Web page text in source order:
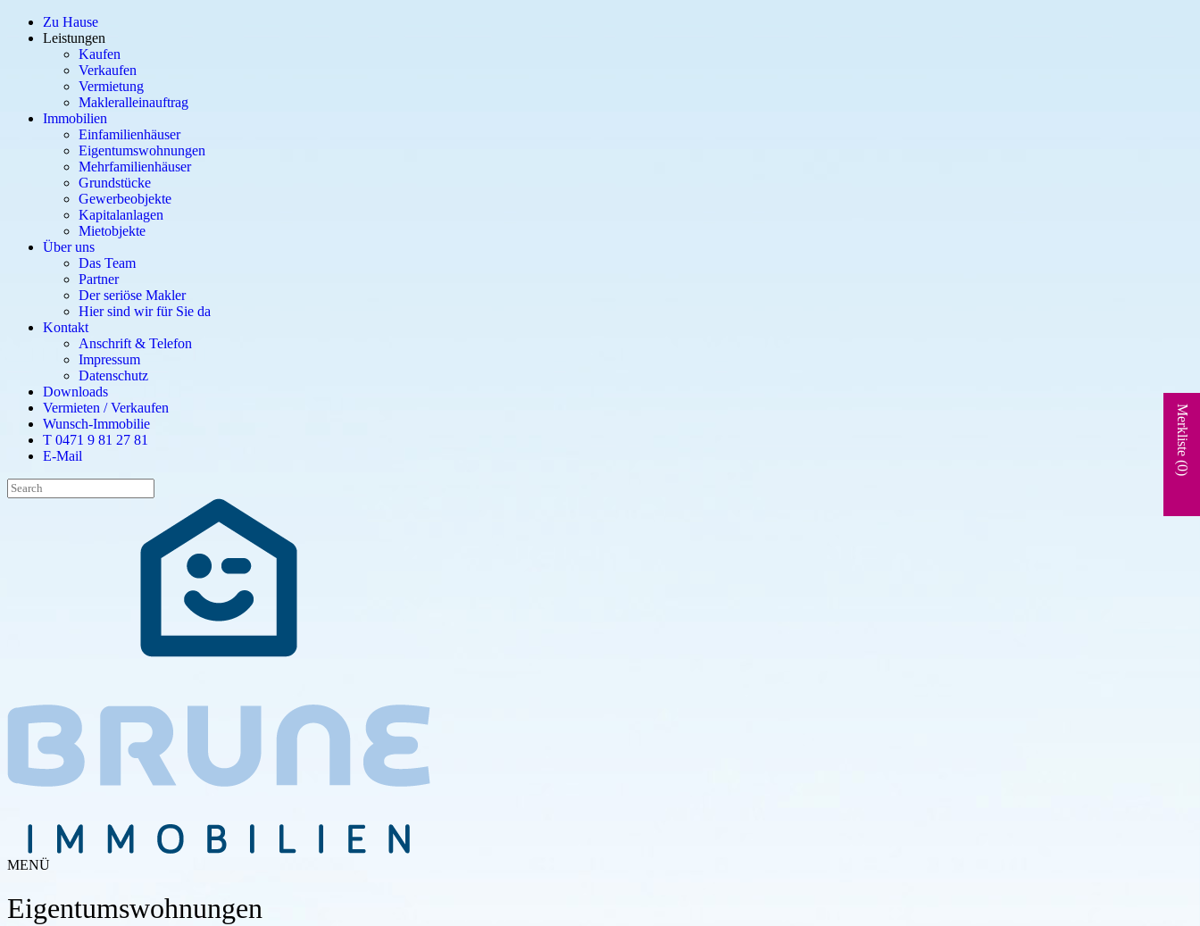
Zu Hause
Leistungen
Kaufen
Verkaufen
Vermietung
Makleralleinauftrag
Immobilien
Einfamilienhäuser
Eigentumswohnungen
Mehrfamilienhäuser
Grundstücke
Gewerbeobjekte
Kapitalanlagen
Mietobjekte
Über uns
Das Team
Partner
Der seriöse Makler
Hier sind wir für Sie da
Kontakt
Anschrift & Telefon
Impressum
Datenschutz
Downloads
Vermieten / Verkaufen
Wunsch-Immobilie
T 0471 9 81 27 81
E-Mail
MENÜ
Eigentumswohnungen
Merkliste (
0
)